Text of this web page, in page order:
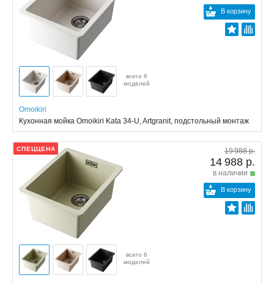
В корзину
всего 6
моделей
Omoikiri
Кухонная мойка Omoikiri Kata 34-U, Artgranit, подстольный монтаж
СПЕЦЦЕНА 19 988 р.
14 988 р.
в наличии
В корзину
всего 6
моделей